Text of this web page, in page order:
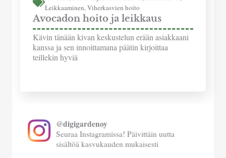
Leikkaaminen,Viherkasvien hoito
Avocadon hoito ja leikkaus
Kävin tänään kivan keskustelun erään asiakkaani
kanssa ja sen innoittamana päätin kirjoittaa
teillekin hyviä
@digigardenoy
Seuraa Instagramissa! Päivittäin uutta
sisältöä kasvukauden mukaisesti